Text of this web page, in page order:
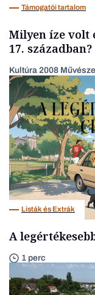
Támogatói tartalom
Milyen íze volt
17. században?
Kultúra 2008
Listák és Extrák
A
1 perc